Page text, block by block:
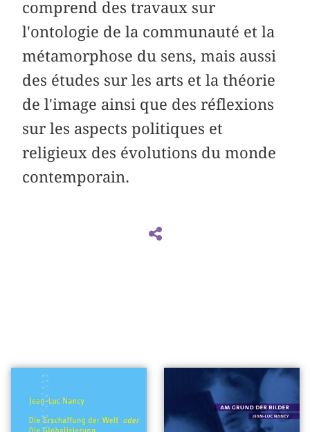
comprend des travaux sur
l'ontologie de la communauté et la
métamorphose du sens, mais aussi
des études sur les arts et la théorie
de l'image ainsi que des réflexions
sur les aspects politiques et
religieux des évolutions du monde
contemporain.